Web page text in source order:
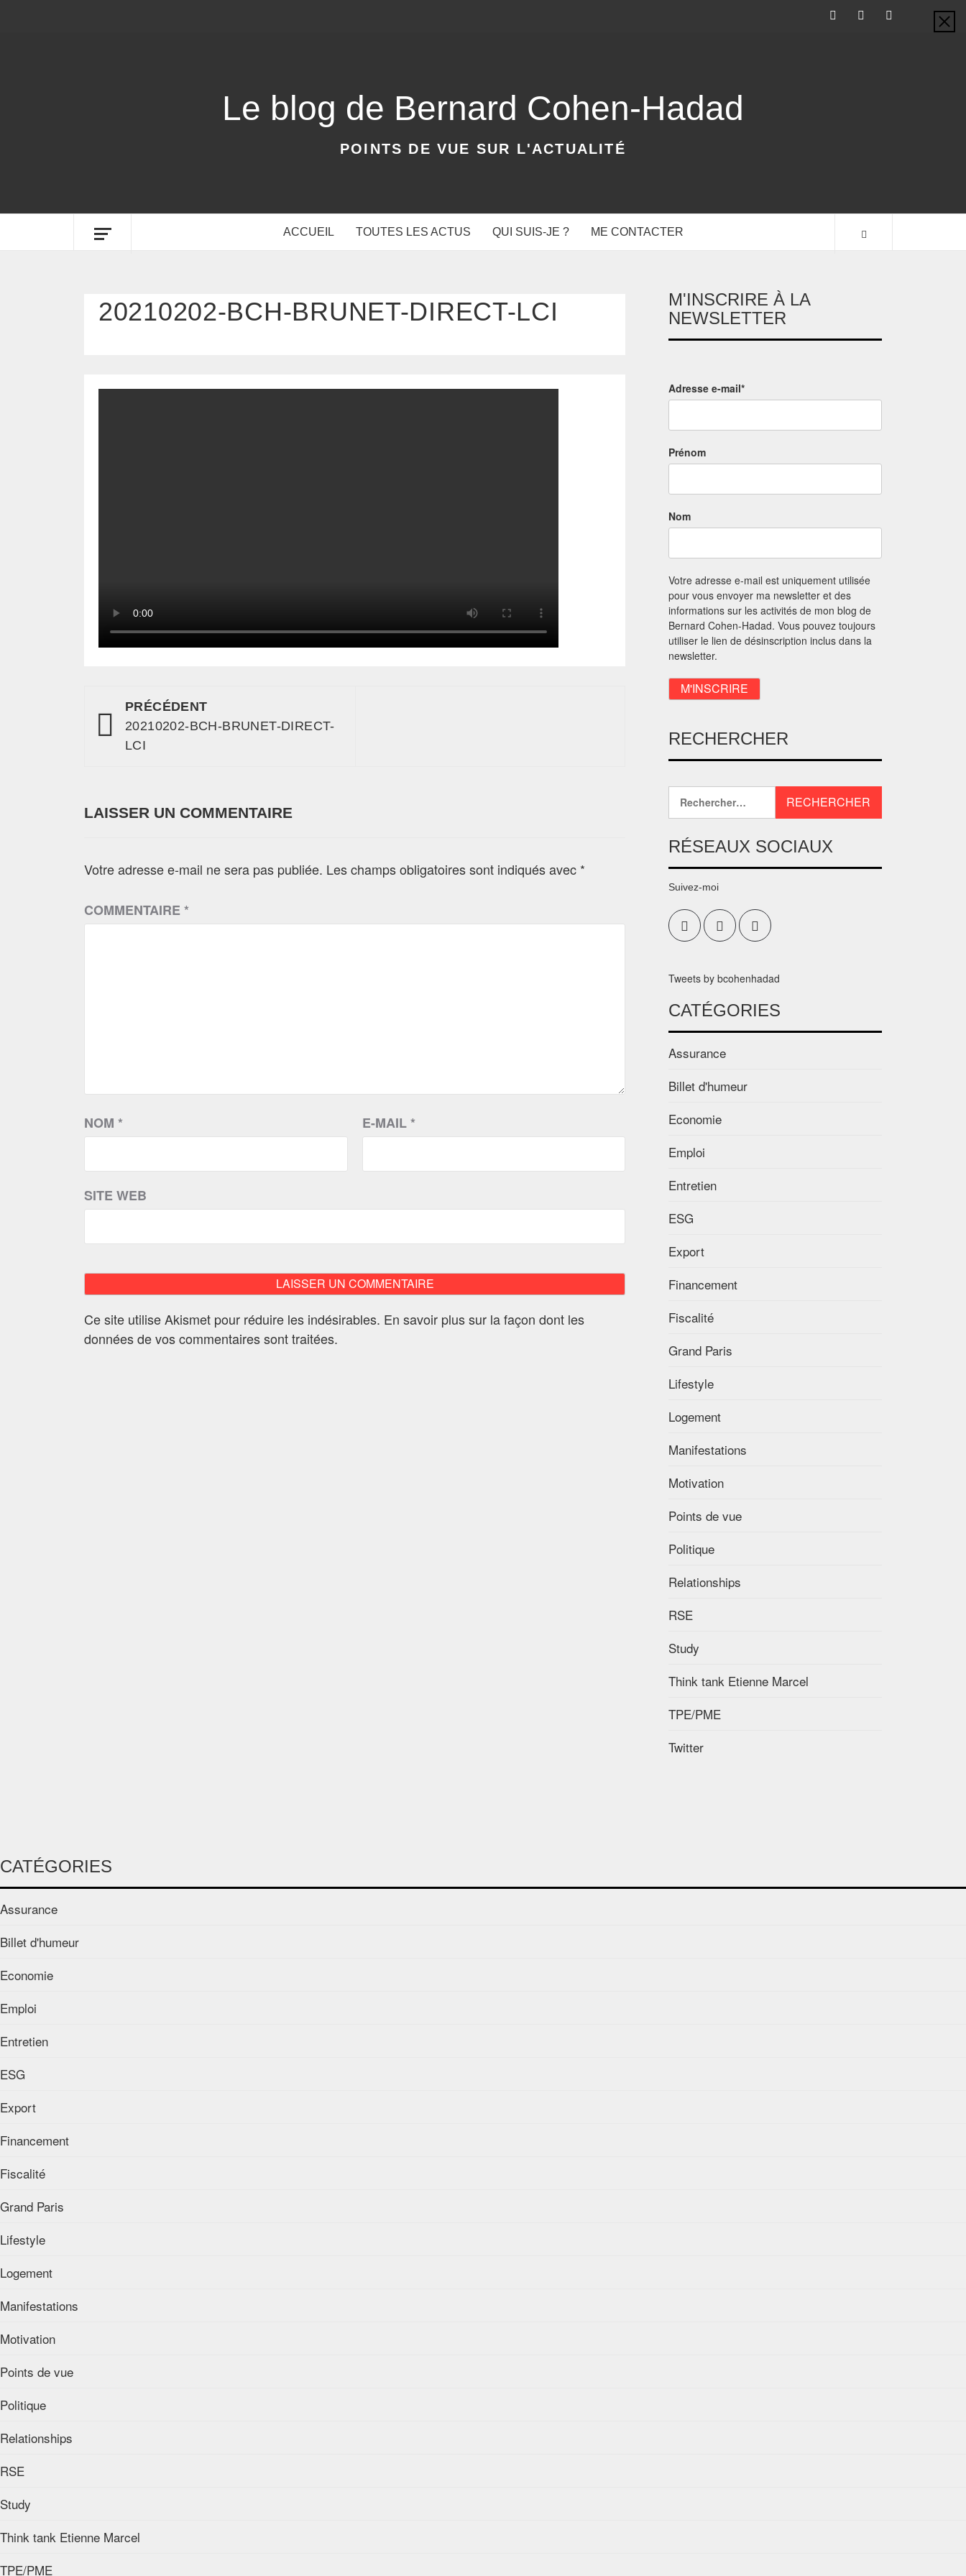
Le blog de Bernard Cohen-Hadad
POINTS DE VUE SUR L'ACTUALITÉ
ACCUEIL TOUTES LES ACTUS QUI SUIS-JE ? ME CONTACTER
20210202-BCH-BRUNET-DIRECT-LCI
PRÉCÉDENT
20210202-BCH-BRUNET-DIRECT-
LCI
LAISSER UN COMMENTAIRE
Votre adresse e-mail ne sera pas publiée. Les champs obligatoires sont indiqués avec *
COMMENTAIRE*
NOM * E-MAIL*
SITE WEB
Ce site utilise Akismet pour réduire les indésirables. En savoir plus sur la façon dont les
données de vos commentaires sont traitées.
M'INSCRIRE À LA
NEWSLETTER
Adresse e-mail*
Prénom
Nom
Votre adresse e-mail est uniquement utilisée
pour vous envoyer ma newsletter et des
informations sur les activités de mon blog de
Bernard Cohen-Hadad. Vous pouvez toujours
utiliser le lien de désinscription inclus dans la
newsletter.
RECHERCHER
RÉSEAUX SOCIAUX
Suivez-moi
Tweets by bcohenhadad
CATÉGORIES
Assurance
Billet d'humeur
Economie
Emploi
Entretien
ESG
Export
Financement
Fiscalité
Grand Paris
Lifestyle
Logement
Manifestations
Motivation
Points de vue
Politique
Relationships
RSE
Study
Think tank Etienne Marcel
TPE/PME
Twitter
CATÉGORIES
Assurance
Billet d'humeur
Economie
Emploi
Entretien
ESG
Export
Financement
Fiscalité
Grand Paris
Lifestyle
Logement
Manifestations
Motivation
Points de vue
Politique
Relationships
RSE
Study
Think tank Etienne Marcel
TPE/PME